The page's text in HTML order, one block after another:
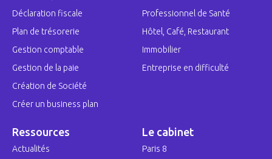
Déclaration fiscale
Plan de trésorerie
Gestion comptable
Gestion de la paie
Création de Société
Créer un business plan
Professionnel de Santé
Hôtel, Café, Restaurant
Immobilier
Entreprise en difficulté
Ressources
Actualités
Le cabinet
Paris 8